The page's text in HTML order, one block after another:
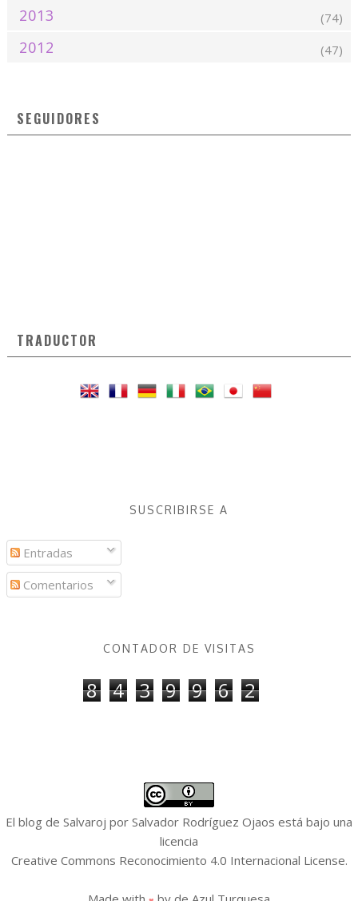
2013 (74)
2012 (47)
SEGUIDORES
TRADUCTOR
SUSCRIBIRSE A
Entradas
Comentarios
CONTADOR DE VISITAS
8 4 3 9 9 6 2
El blog de Salvaroj por Salvador Rodríguez Ojaos está bajo una
licencia
Creative Commons Reconocimiento 4.0 Internacional License.